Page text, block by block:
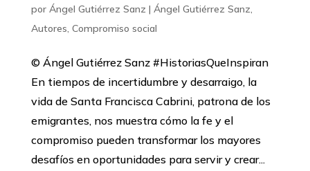
por Ángel Gutiérrez Sanz| Ángel Gutiérrez Sanz,
Autores, Compromiso social
© Ángel Gutiérrez Sanz #HistoriasQueInspiran
En tiempos de incertidumbre y desarraigo, la
vida de Santa Francisca Cabrini, patrona de los
emigrantes, nos muestra cómo la fe y el
compromiso pueden transformar los mayores
desafíos en oportunidades para servir y crear...